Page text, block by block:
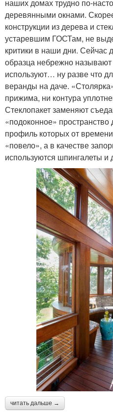
наших домах трудно по-
деревянными окнами.
конструкции из дерева и
устаревшим ГОСТам, не
критики в наши дни. Сейчас
образца небрежно называют
используют… ну разве что
веранды на даче.
прижима, ни контура
Стеклопакет заменяют
«подоконное»
профиль которых от
«повело», а в качестве
используются шпингалеты и
читать дальше →